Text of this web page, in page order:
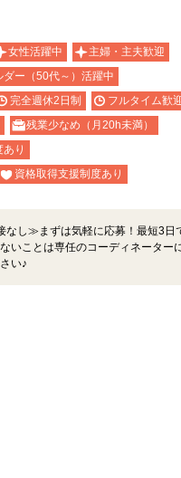
女性活躍中
主婦・主夫歓迎
ダー（50代～）活躍中
完全週休2日制
フルタイム歓
残業少なめ（月20h未満）
り
資格取得支援制度あり
なし≫まずは気軽に応募！最短3日
いことは専任のコーディネーター
い♪